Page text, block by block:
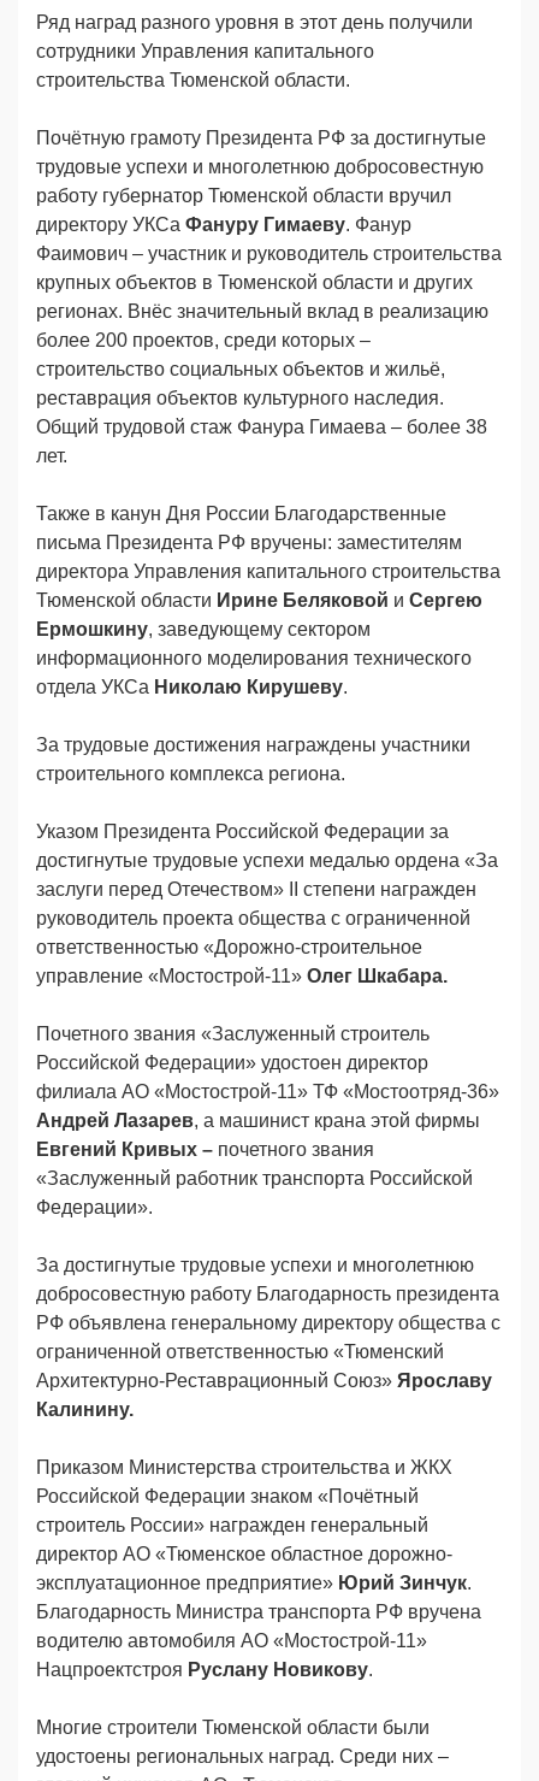
Ряд наград разного уровня в этот день получили
сотрудники Управления капитального
строительства Тюменской области.
Почётную грамоту Президента РФ за достигнутые
трудовые успехи и многолетнюю добросовестную
работу губернатор Тюменской области вручил
директору УКСа Фануру Гимаеву. Фанур
Фаимович – участник и руководитель строительства
крупных объектов в Тюменской области и других
регионах. Внёс значительный вклад в реализацию
более 200 проектов, среди которых –
строительство социальных объектов и жильё,
реставрация объектов культурного наследия.
Общий трудовой стаж Фанура Гимаева – более 38
лет.
Также в канун Дня России Благодарственные
письма Президента РФ вручены: заместителям
директора Управления капитального строительства
Тюменской области Ирине Беляковой и Сергею
Ермошкину, заведующему сектором
информационного моделирования технического
отдела УКСа Николаю Кирушеву.
За трудовые достижения награждены участники
строительного комплекса региона.
Указом Президента Российской Федерации за
достигнутые трудовые успехи медалью ордена «За
заслуги перед Отечеством» II степени награжден
руководитель проекта общества с ограниченной
ответственностью «Дорожно-строительное
управление «Мостострой-11» Олег Шкабара.
Почетного звания «Заслуженный строитель
Российской Федерации» удостоен директор
филиала АО «Мостострой-11» ТФ «Мостоотряд-36»
Андрей Лазарев, а машинист крана этой фирмы
Евгений Кривых – почетного звания
«Заслуженный работник транспорта Российской
Федерации».
За достигнутые трудовые успехи и многолетнюю
добросовестную работу Благодарность президента
РФ объявлена генеральному директору общества с
ограниченной ответственностью «Тюменский
Архитектурно-Реставрационный Союз» Ярославу
Калинину.
Приказом Министерства строительства и ЖКХ
Российской Федерации знаком «Почётный
строитель России» награжден генеральный
директор АО «Тюменское областное дорожно-
эксплуатационное предприятие» Юрий Зинчук.
Благодарность Министра транспорта РФ вручена
водителю автомобиля АО «Мостострой-11»
Нацпроектстроя Руслану Новикову.
Многие строители Тюменской области были
удостоены региональных наград. Среди них –